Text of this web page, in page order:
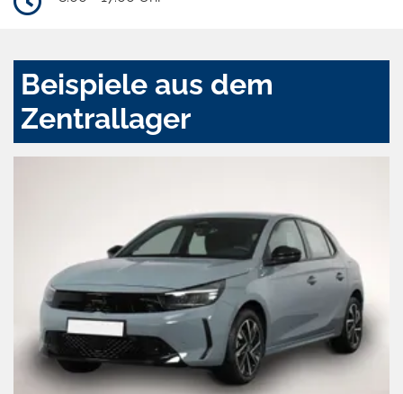
Beispiele aus dem
Zentrallager